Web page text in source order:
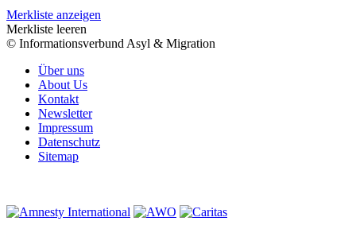
Merkliste anzeigen
Merkliste leeren
© Informationsverbund Asyl & Migration
Über uns
About Us
Kontakt
Newsletter
Impressum
Datenschutz
Sitemap